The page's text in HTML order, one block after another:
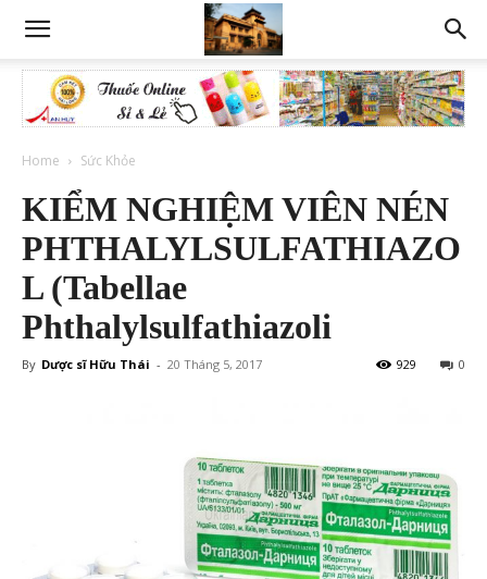
Home Sức Khỏe
KIỂM NGHIỆM VIÊN NÉN
PHTHALYLSULFATHIAZO
L (Tabellae
Phthalylsulfathiazoli
By Dược sĩ Hữu Thái - 20 Tháng 5, 2017 0
929